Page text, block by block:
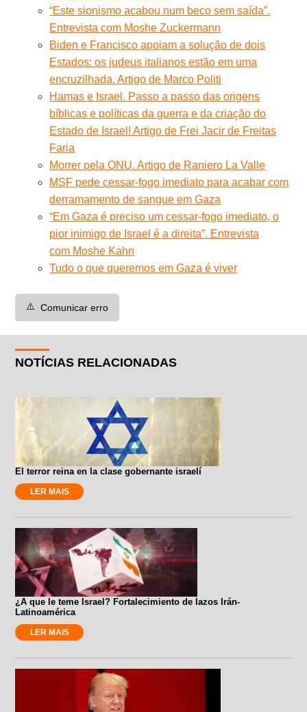
“Este sionismo acabou num beco sem saída”.
Entrevista com Moshe Zuckermann
Biden e Francisco apoiam a solução de dois
Estados: os judeus italianos estão em uma
encruzilhada. Artigo de Marco Politi
Hamas e Israel. Passo a passo das origens
bíblicas e políticas da guerra e da criação do
Estado de Israel! Artigo de Frei Jacir de Freitas
Faria
Morrer pela ONU. Artigo de Raniero La Valle
MSF pede cessar-fogo imediato para acabar com
derramamento de sangue em Gaza
“Em Gaza é preciso um cessar-fogo imediato, o
pior inimigo de Israel é a direita”. Entrevista
com Moshe Kahn
Tudo o que queremos em Gaza é viver
⚠️ Comunicar erro
NOTÍCIAS RELACIONADAS
El terror reina en la clase gobernante israelí
LER MAIS
¿A que le teme Israel? Fortalecimiento de lazos Irán-
Latinoamérica
LER MAIS